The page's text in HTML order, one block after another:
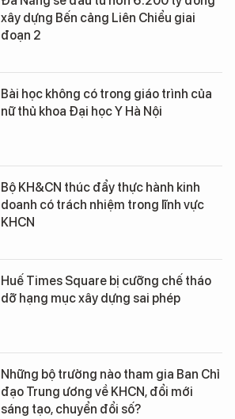
xây dựng Bến cảng Liên Chiểu giai
đoạn 2
Bài học không có trong giáo trình của
nữ thủ khoa Đại học Y Hà Nội
Bộ KH&CN thúc đẩy thực hành kinh
doanh có trách nhiệm trong lĩnh vực
KHCN
Huế Times Square bị cưỡng chế tháo
dỡ hạng mục xây dựng sai phép
Những bộ trưởng nào tham gia Ban Chỉ
đạo Trung ương về KHCN, đổi mới
sáng tạo, chuyển đổi số?